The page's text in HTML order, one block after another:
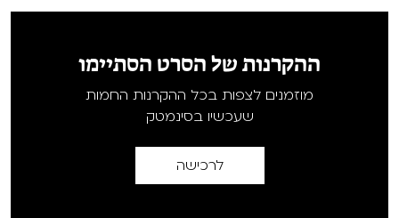
ההקרנות של הסרט הסתיימו
מוזמנים לצפות בכל ההקרנות החמות
שעכשיו בסינמטק
לרכישה